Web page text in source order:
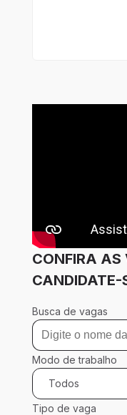
CONFIRA AS
CANDIDATE-
Busca de vagas
Modo de trabalho
Todos
Tipo de vaga